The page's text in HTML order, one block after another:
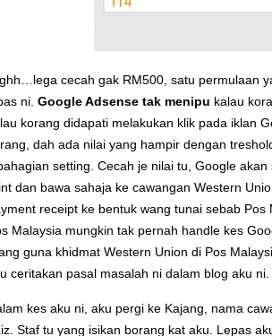
cecah gak RM500, satu permulaan
ni. Google Adsense tak menipu kalau
korang didapati melakukan klik pada iklan
dah ada nilai yang hampir dengan
setting. Cecah je nilai tu, Google
dan bawa sahaja ke cawangan Western
receipt ke bentuk wang tunai sebab
Malaysia mungkin tak pernah handle kes
guna khidmat Western Union di Pos
ceritakan pasal masalah ni dalam blog aku
kes aku ni, aku pergi ke Kajang, nama
Staf tu yang isikan borang kat aku. Lepas